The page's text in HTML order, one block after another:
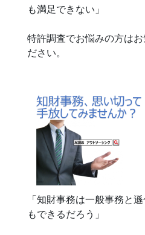
も満足できない」
特許調査でお悩みの方は
ださい。
「知財事務は一般事務と
もできるだろう」